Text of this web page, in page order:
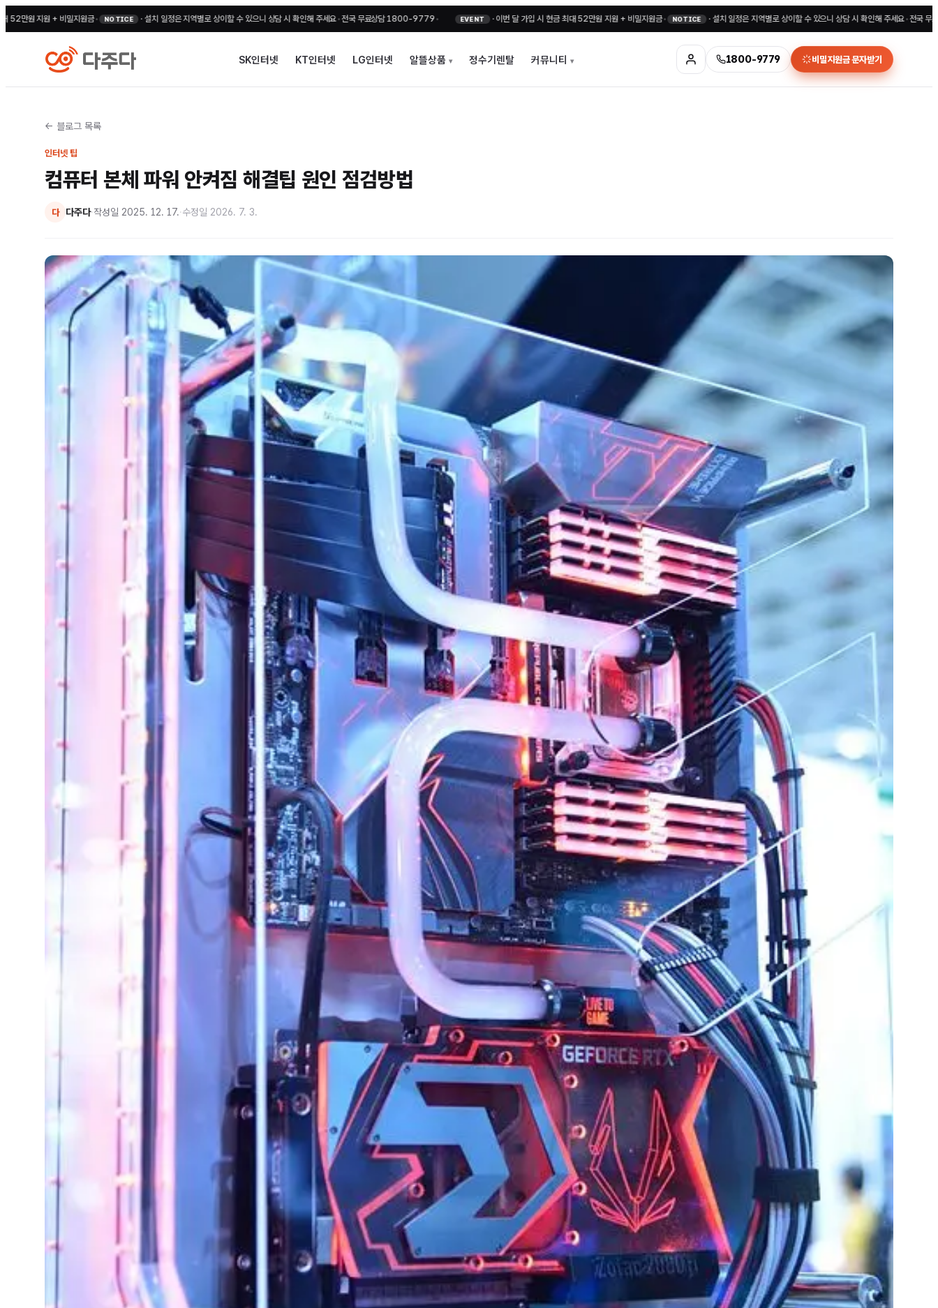
밀지원금 • NOTICE ·설치 일정은 지역별로 상이할 수 있으니 상담 시 확인해 주세요•전국 무료상담 1800-9779• EVENT ·이번 달 가입 시 현금 최대 52만원 지원 + 비밀지원금 • NOTICE ·설치 일정은 지역별로 상이할 수 있으니 상담 시 확인해 주세요•전국 무료상담 1800-
SK인터넷 KT인터넷 LG인터넷 알뜰상품 정수기렌탈 커뮤니티 1800-9779 비밀지원금 문자받기
← 블로그 목록
인터넷 팁
컴퓨터 본체 파워 안켜짐 해결팁 원인 점검방법
다 다주다·작성일 2025. 12. 17.·수정일 2026. 7. 3.